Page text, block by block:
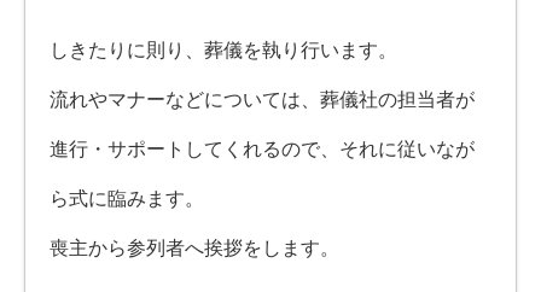
しきたりに則り、葬儀を執り行います。
流れやマナーなどについては、葬儀社の担当者が
進行・サポートしてくれるので、それに従いなが
ら式に臨みます。
喪主から参列者へ挨拶をします。